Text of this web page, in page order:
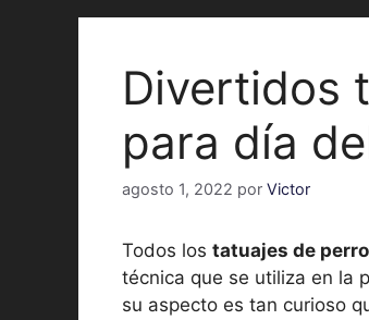
Divertidos
para día
agosto 1, 2022 por Victor
Todos los tatuajes de
técnica que se utiliza en la
su aspecto es tan curioso